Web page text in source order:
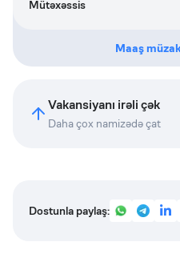
Mütəxəssis
Maaş
Vakansiyanı irəli çək
Daha çox namizədə çat
Dostunla paylaş: